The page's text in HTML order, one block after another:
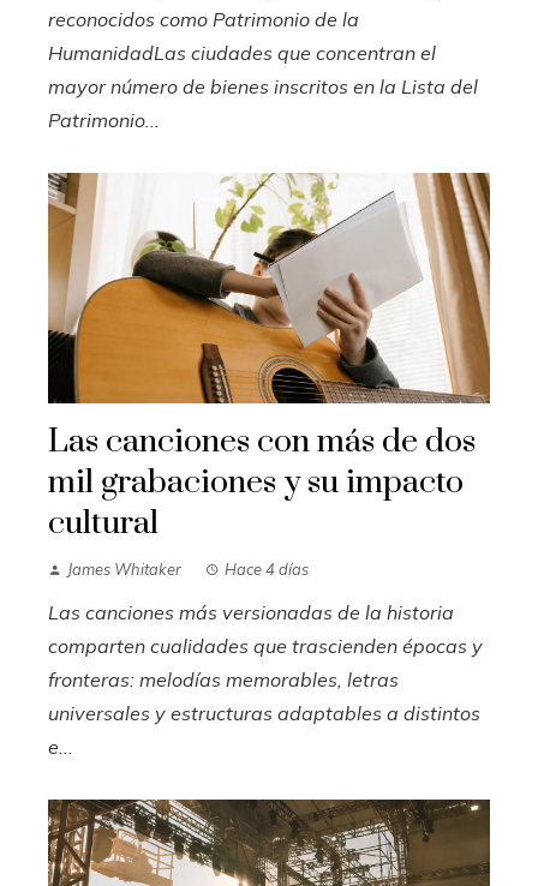
reconocidos como Patrimonio de la
HumanidadLas ciudades que concentran el
mayor número de bienes inscritos en la Lista del
Patrimonio...
Las canciones con más de dos
mil grabaciones y su impacto
cultural
James Whitaker Hace 4 días
Las canciones más versionadas de la historia
comparten cualidades que trascienden épocas y
fronteras: melodías memorables, letras
universales y estructuras adaptables a distintos
e...